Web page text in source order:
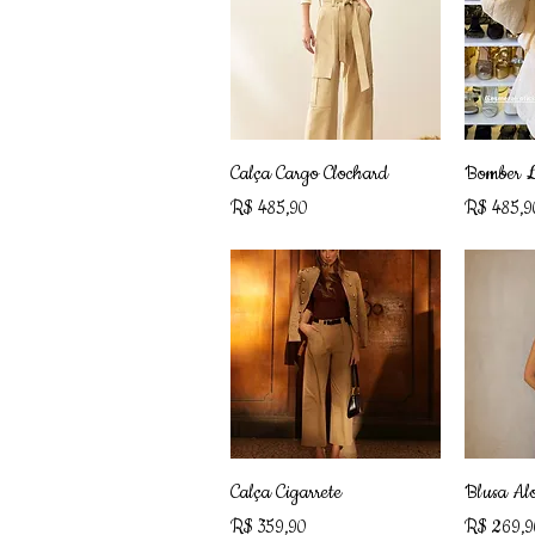
Visualização rápida
Calça Cargo Clochard
Preço
R$ 485,90
Bomber
Preço
R$
Visualização rápida
Calça Cigarrete
Preço
R$ 359,90
Blusa
Preço
R$